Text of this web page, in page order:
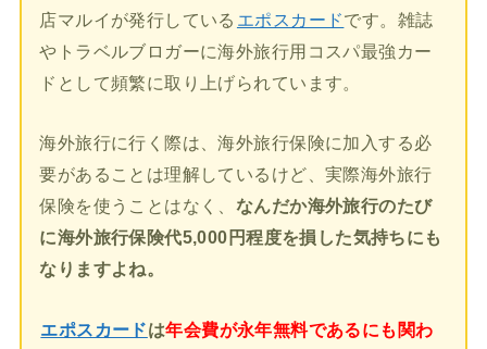
店マルイが発行している エポスカードです。雑誌
やトラベルブロガーに海外旅行用コスパ最強カー
ドとして頻繁に取り上げられています。
海外旅行に行く際は、海外旅行保険に加入する必
要があることは理解しているけど、実際海外旅行
保険を使うことはなく、 なんだか海外旅行のたび
に海外旅行保険代5,000円程度を損した気持ちにも
なりますよね。
エポスカードは年会費が永年無料であるにも関わ